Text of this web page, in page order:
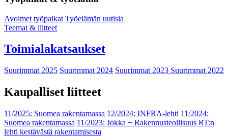
Avoimet työpaikat Työelämän uutisia
Teemat & liitteet
Toimialakatsaukset
Suurimmat 2025 Suurimmat 2024 Suurimmat 2023 Suurimmat 2022
Kaupalliset liitteet
11/2025: Suomea rakentamassa 12/2024: INFRA-lehti 11/2024:
Suomea rakentamassa 11/2023: Jokka − Rakennusteollisuus RT:n
lehti kestävästä rakentamisesta